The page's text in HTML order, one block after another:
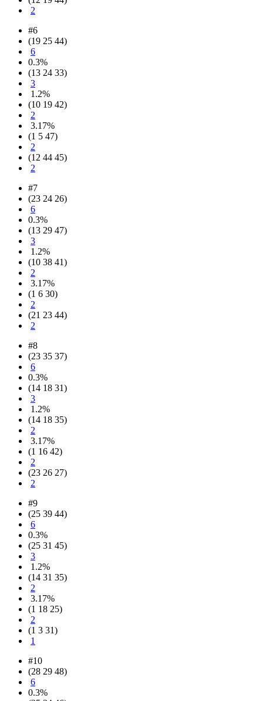
2
#6
(19 25 44)
6
0.3%
(13 24 33)
3
1.2%
(10 19 42)
2
3.17%
(1 5 47)
2
(12 44 45)
2
#7
(23 24 26)
6
0.3%
(13 29 47)
3
1.2%
(10 38 41)
2
3.17%
(1 6 30)
2
(21 23 44)
2
#8
(23 35 37)
6
0.3%
(14 18 31)
3
1.2%
(14 18 35)
2
3.17%
(1 16 42)
2
(23 26 27)
2
#9
(25 39 44)
6
0.3%
(25 31 45)
3
1.2%
(14 31 35)
2
3.17%
(1 18 25)
2
(1 3 31)
1
#10
(28 29 48)
6
0.3%